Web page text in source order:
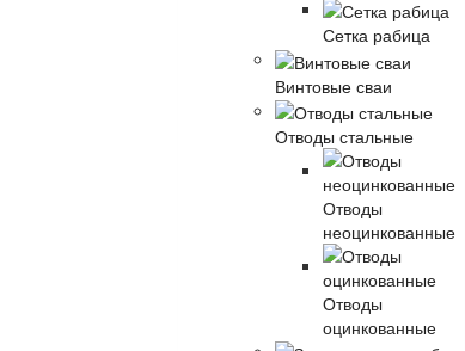
Сетка рабица
Винтовые сваи
Отводы стальные
Отводы
неоцинкованные
Отводы
оцинкованные